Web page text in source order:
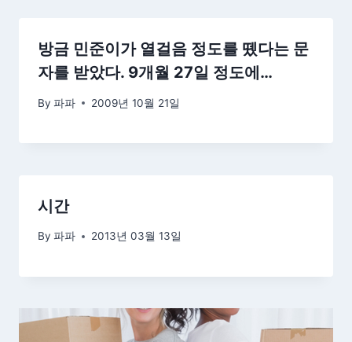
방금 민준이가 열걸음 정도를 뗐다는 문
자를 받았다. 9개월 27일 정도에…
By 파파 2009년 10월 21일
시간
By 파파 2013년 03월 13일